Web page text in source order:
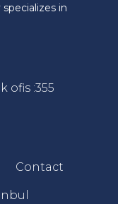
in
ofis :355
Contact